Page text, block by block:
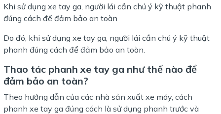
Khi sử dụng xe tay ga, người lái cần chú ý kỹ thuật phanh
đúng cách để đảm bảo an toàn
Do đó, khi sử dụng xe tay ga, người lái cần chú ý kỹ thuật
phanh đúng cách để đảm bảo an toàn.
Thao tác phanh xe tay ga như thế nào để
đảm bảo an toàn?
Theo hướng dẫn của các nhà sản xuất xe máy, cách
phanh xe tay ga đúng cách là sử dụng phanh trước và